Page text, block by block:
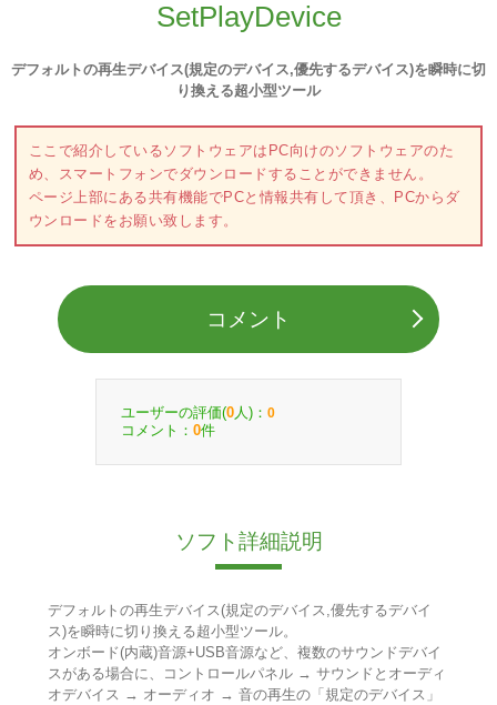
SetPlayDevice
デフォルトの再生デバイス(規定のデバイス,優先するデバイス)を瞬時に切
り換える超小型ツール
ここで紹介しているソフトウェアはPC向けのソフトウェアのた
め、スマートフォンでダウンロードすることができません。
ページ上部にある共有機能でPCと情報共有して頂き、PCからダ
ウンロードをお願い致します。
コメント
ユーザーの評価(0 人)： 0
コメント： 0件
ソフト詳細説明
デフォルトの再生デバイス(規定のデバイス,優先するデバイ
ス)を瞬時に切り換える超小型ツール。
オンボード(内蔵)音源+USB音源など、複数のサウンドデバイ
スがある場合に、コントロールパネル → サウンドとオーディ
オデバイス → オーディオ → 音の再生の「規定のデバイス」